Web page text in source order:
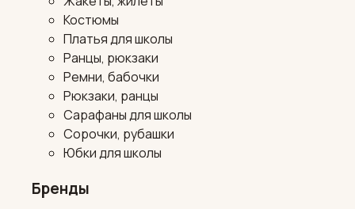
Костюмы
Платья для школы
Ранцы, рюкзаки
Ремни, бабочки
Рюкзаки, ранцы
Сарафаны для школы
Сорочки, рубашки
Юбки для школы
Бренды